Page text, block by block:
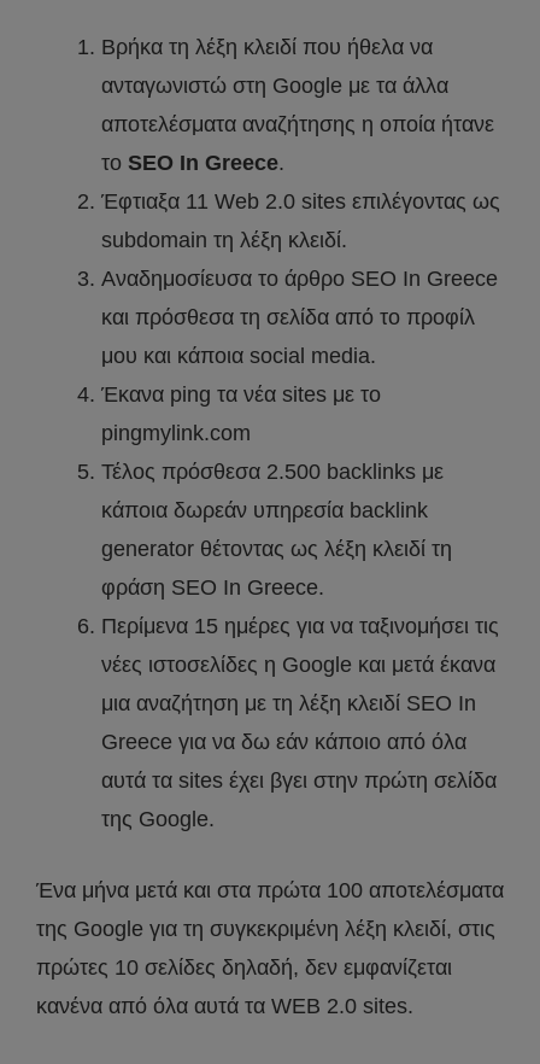
Βρήκα τη λέξη κλειδί που ήθελα να
ανταγωνιστώ στη Google με τα άλλα
αποτελέσματα αναζήτησης η οποία ήτανε
το SEO In Greece.
Έφτιαξα 11 Web 2.0 sites επιλέγοντας ως
subdomain τη λέξη κλειδί.
Αναδημοσίευσα το άρθρο SEO In Greece
και πρόσθεσα τη σελίδα από το προφίλ
μου και κάποια social media.
Έκανα ping τα νέα sites με το
pingmylink.com
Τέλος πρόσθεσα 2.500 backlinks με
κάποια δωρεάν υπηρεσία backlink
generator θέτοντας ως λέξη κλειδί τη
φράση SEO In Greece.
Περίμενα 15 ημέρες για να ταξινομήσει τις
νέες ιστοσελίδες η Google και μετά έκανα
μια αναζήτηση με τη λέξη κλειδί SEO In
Greece για να δω εάν κάποιο από όλα
αυτά τα sites έχει βγει στην πρώτη σελίδα
της Google.
Ένα μήνα μετά και στα πρώτα 100 αποτελέσματα
της Google για τη συγκεκριμένη λέξη κλειδί, στις
πρώτες 10 σελίδες δηλαδή, δεν εμφανίζεται
κανένα από όλα αυτά τα WEB 2.0 sites.